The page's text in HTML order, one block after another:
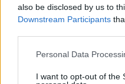
also be disclosed by us to
Downstream Participants
Please note that this
not limited to your visit or
Personal Data
I want to opt-out of the